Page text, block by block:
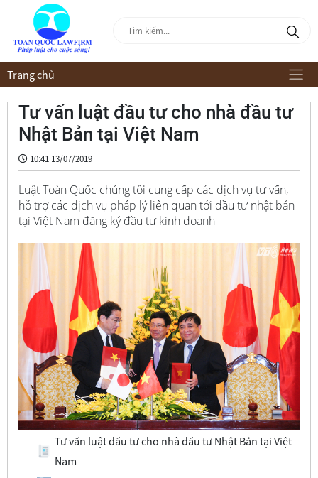
Trang chủ
Tư vấn luật đầu tư cho nhà đầu tư
Nhật Bản tại Việt Nam
10:41 13/07/2019
Luật Toàn Quốc chúng tôi cung cấp các dịch vụ tư vấn,
hỗ trợ các dịch vụ pháp lý liên quan tới đầu tư nhật bản
tại Việt Nam đăng ký đầu tư kinh doanh
Tư vấn luật đầu tư cho nhà đầu tư Nhật Bản tại Việt
Nam